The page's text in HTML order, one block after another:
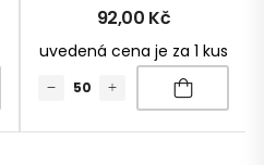
92,00 Kč
uvedená cena je za 1 kus